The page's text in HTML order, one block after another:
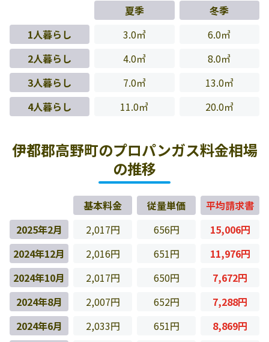
夏季
冬季
1人暮らし
3.0㎥
6.0㎥
2人暮らし
4.0㎥
8.0㎥
3人暮らし
7.0㎥
13.0㎥
4人暮らし
11.0㎥ 20.0㎥
伊都郡高野町のプロパンガス料金相場
の推移
基本料金 従量単価
平均請求書
2025年2月
2,017円 656円
15,006円
2024年12月
2,016円 651円
11,976円
2024年10月
2,017円 650円
7,672円
2024年8月
2,007円 652円
7,288円
2024年6月
2,033円 651円
8,869円